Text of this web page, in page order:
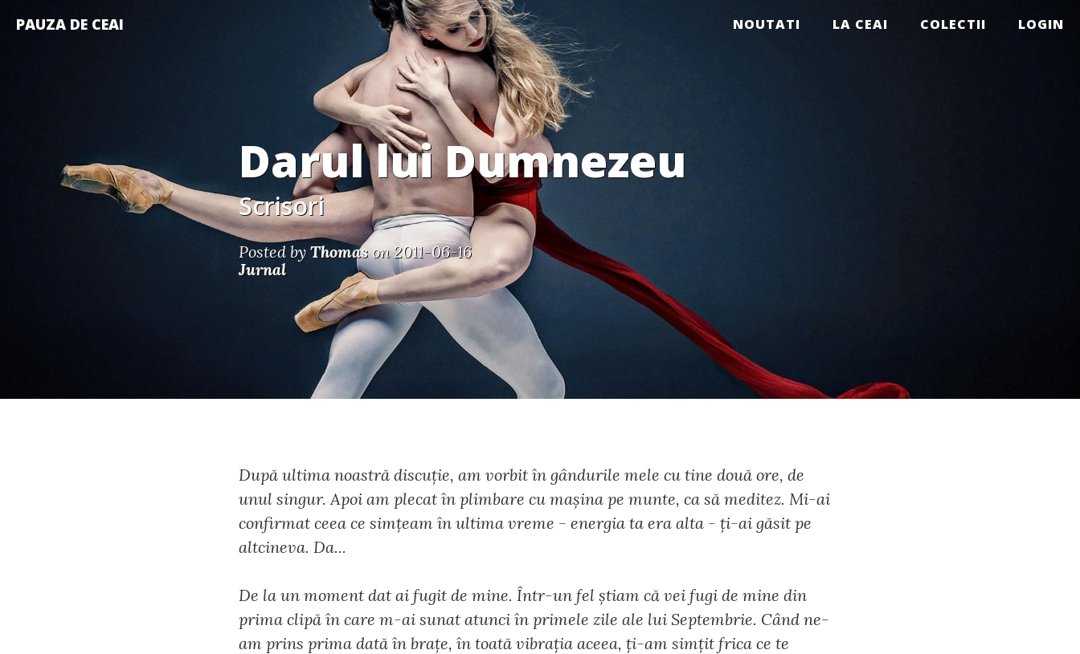
PAUZA DE CEAI NOUTATI LA CEAI COLECTII LOGIN
Darul lui Dumnezeu
Scrisori
Posted by Thomason 2011-06-16
Jurnal
După ultima noastră discuție, am vorbit în gândurile mele cu tine două ore, de
unul singur. Apoi am plecat în plimbare cu mașina pe munte, ca să meditez. Mi-ai
confirmat ceea ce simțeam în ultima vreme - energia ta era alta - ți-ai găsit pe
altcineva. Da...
De la un moment dat ai fugit de mine. Într-un fel știam că vei fugi de mine din
prima clipă în care m-ai sunat atunci în primele zile ale lui Septembrie. Când ne-
am prins prima dată în brațe, în toată vibrația aceea, ți-am simțit frica ce te